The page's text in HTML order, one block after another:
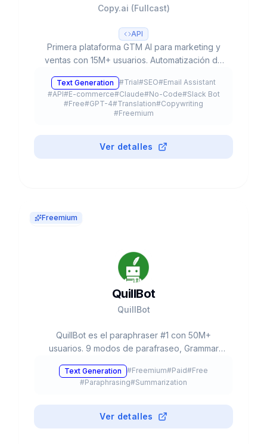
Copy.ai (Fullcast)
API
Primera plataforma GTM AI para marketing y
ventas con 15M+ usuarios. Automatización de
4, Claude 3) y plan gratuito disponible.
Text Generation #Trial#SEO#Email Assistant
#API#E-commerce#Claude#No-Code#Slack Bot
#Free#GPT-4#Translation#Copywriting
#Freemium
Ver detalles
Freemium
QuillBot
QuillBot
QuillBot es el paraphraser #1 con 50M+
usuarios. 9 modos de parafraseo, Grammar
Summarizer, Translator 45+ idiomas. Free: 125
palabras. Premium desde $8.33/mes. Chrome,
Text Generation #Freemium#Paid#Free
#Paraphrasing#Summarization
Ver detalles